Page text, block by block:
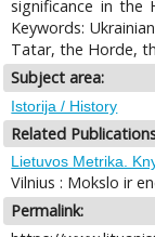
significance in the
Keywords:
Tatar, the Horde,
Subject area:
Istorija / History
Related
Lietuvos Metrika.
Vilnius : Mokslo ir
Permalink: